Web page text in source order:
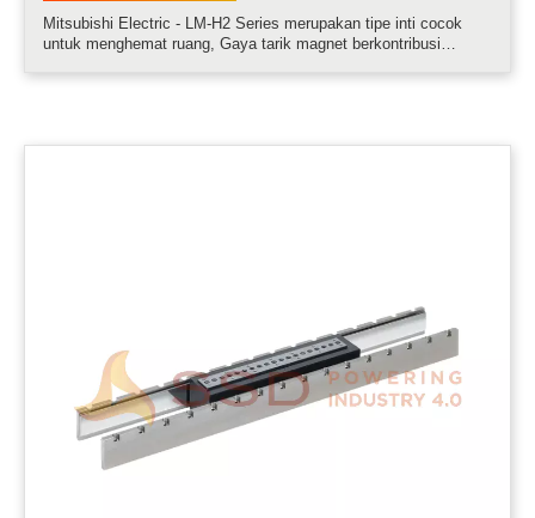
Mitsubishi Electric - LM-H2 Series merupakan tipe inti cocok
untuk menghemat ruang, Gaya tarik magnet berkontribusi